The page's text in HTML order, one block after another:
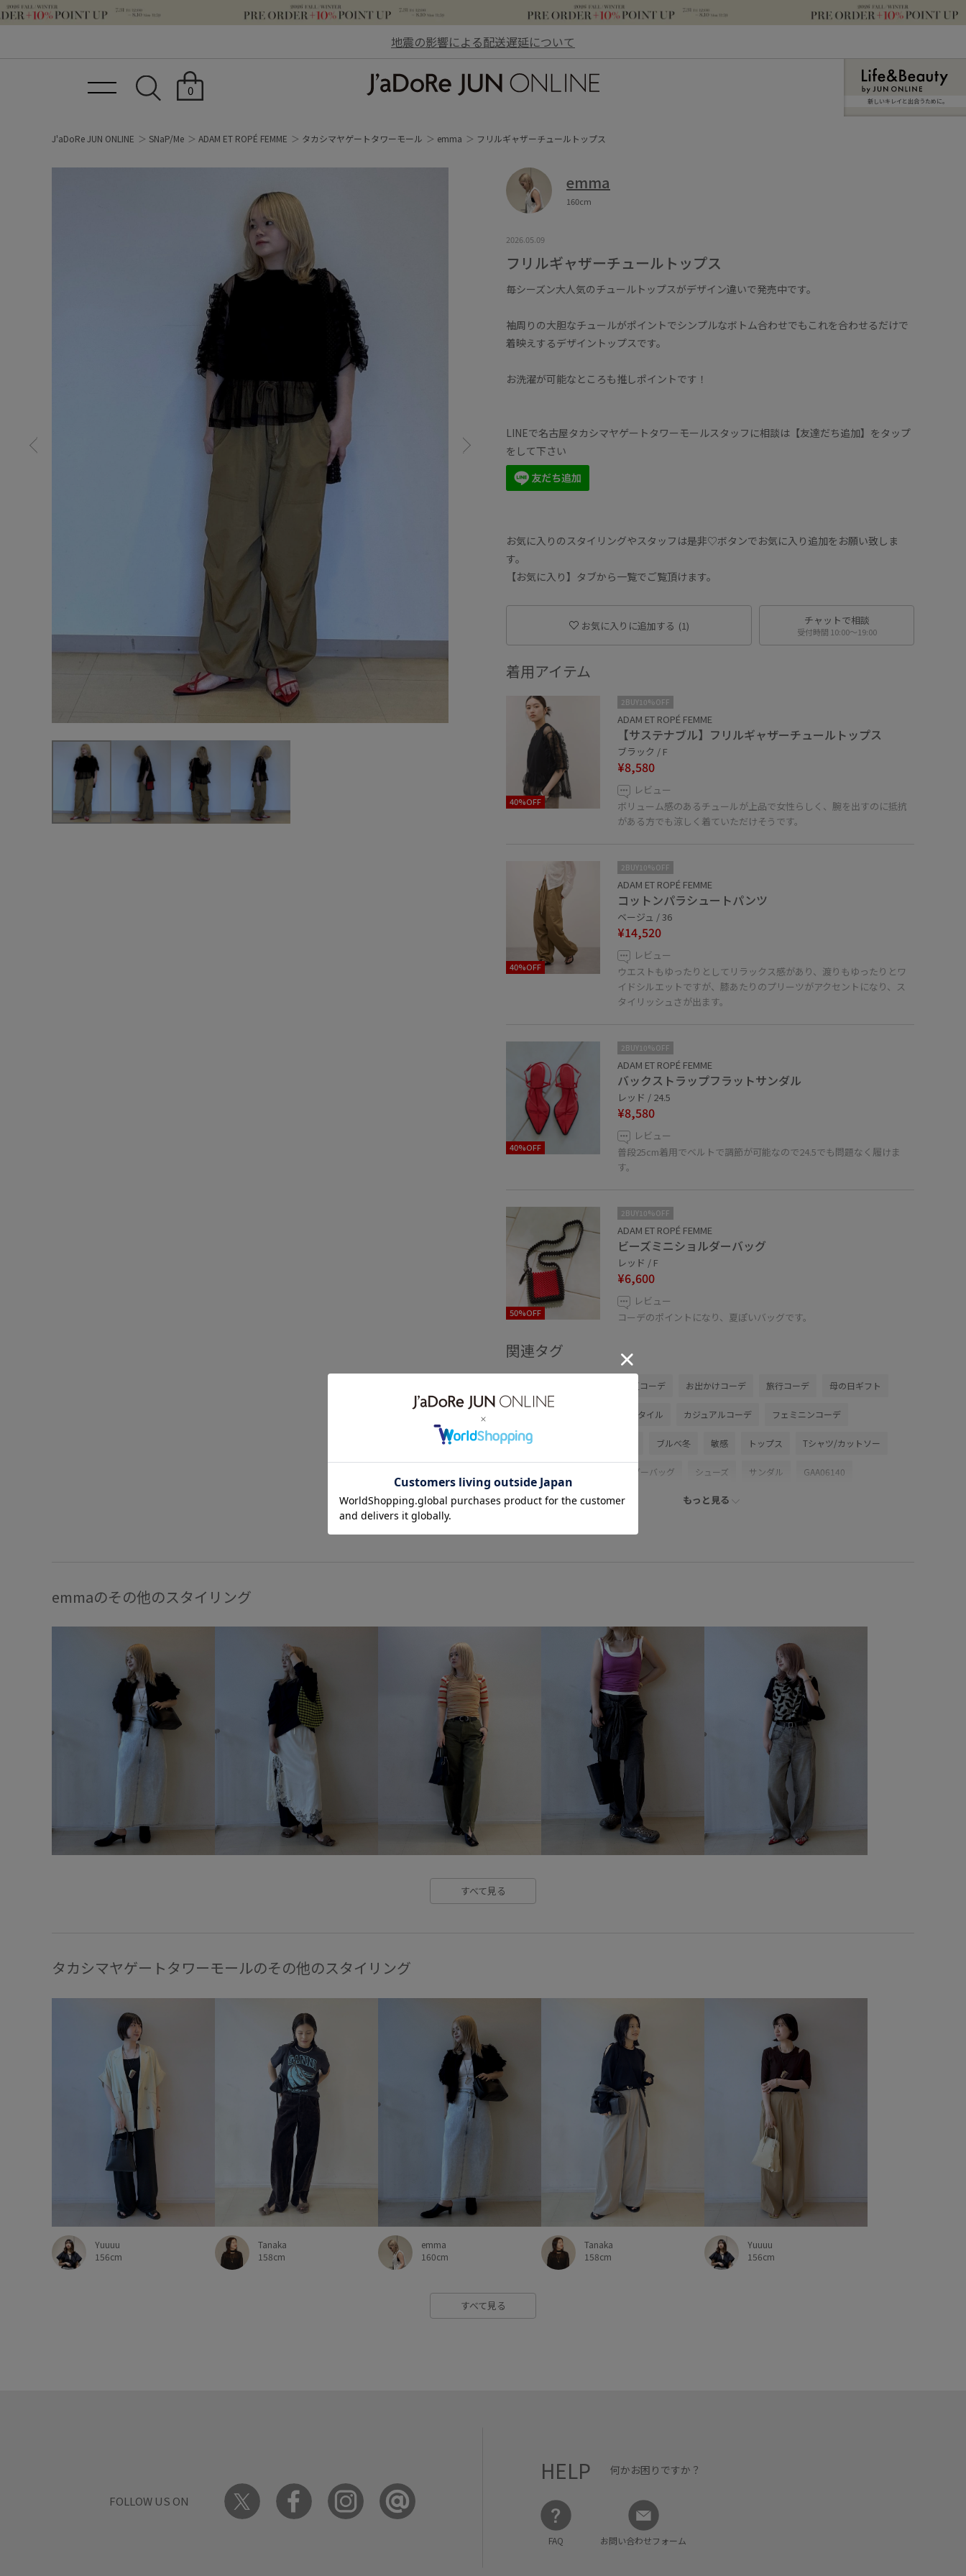
地震の影響による配送遅延について
0
新しいキレイと出合うために。
J'aDoRe JUN ONLINE SNaP/Me ADAM ET ROPÉ FEMME タカシマヤゲートタワーモール emma フリルギャザーチュールトップス
emma
160cm
2026.05.09
フリルギャザーチュールトップス
毎シーズン大人気のチュールトップスがデザイン違いで発売中です。
袖周りの大胆なチュールがポイントでシンプルなボトム合わせでもこれを合わせるだけで
着映えするデザイントップスです。
お洗濯が可能なところも推しポイントです！
LINEで名古屋タカシマヤゲートタワーモールスタッフに相談は【友達だち追加】をタップ
をして下さい
お気に入りのスタイリングやスタッフは是非♡ボタンでお気に入り追加をお願い致しま
す。
【お気に入り】タブから一覧でご覧頂けます。
お気に入りに追加する (1) チャットで相談
受付時間 10:00〜19:00
着用アイテム
40%OFF
2BUY10%OFF
ADAM ET ROPÉ FEMME
【サステナブル】フリルギャザーチュールトップス
ブラック / F
¥8,580
レビュー
ボリューム感のあるチュールが上品で女性らしく、腕を出すのに抵抗
がある方でも涼しく着ていただけそうです。
40%OFF
2BUY10%OFF
ADAM ET ROPÉ FEMME
コットンパラシュートパンツ
ベージュ / 36
¥14,520
レビュー
ウエストもゆったりとしてリラックス感があり、渡りもゆったりとワ
イドシルエットですが、膝あたりのプリーツがアクセントになり、ス
タイリッシュさが出ます。
40%OFF
2BUY10%OFF
ADAM ET ROPÉ FEMME
バックストラップフラットサンダル
レッド / 24.5
¥8,580
レビュー
普段25cm着用でベルトで調節が可能なので24.5でも問題なく履けま
す。
50%OFF
2BUY10%OFF
ADAM ET ROPÉ FEMME
ビーズミニショルダーバッグ
レッド / F
¥6,600
レビュー
コーデのポイントになり、夏ぽいバッグです。
関連タグ
夏コーデ お出かけコーデ 旅行コーデ 母の日ギフト
パンツスタイル カジュアルコーデ フェミニンコーデ
ADAM ET ROPÉ ブルべ冬 敏感 トップス Tシャツ/カットソー
ショルダーバッグ シューズ サンダル GAA06140
GAM06270 GAS06220 sheeritem17w
バルーンシルエット フェミニン
ベーシック ポインテッドトゥ レイヤードスタイル
光沢感 春夏のスタイリング
細く見える 薄手 重宝アイテム
もっと見る
emmaのその他のスタイリング
すべて見る
タカシマヤゲートタワーモールのその他のスタイリング
Yuuuu
156cm
Tanaka
158cm
emma
160cm
Tanaka
158cm
Yuuuu
156cm
すべて見る
FOLLOW US ON
HELP 何かお困りですか？
FAQ お問い合わせフォーム